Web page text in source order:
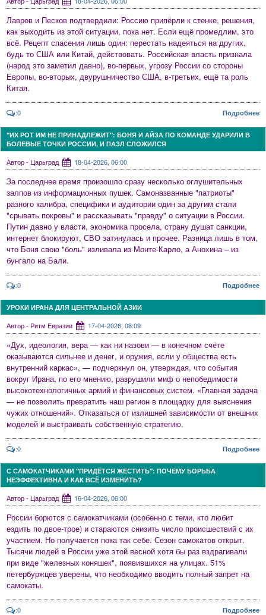
Лавров и Песков подтвердили: Россию припёрли к стенке, решения,
как выходить из этой ситуации, пока нет. Если ещё промедлим, это
всё. Рецепт спасения лишь один: перестать надеяться на других,
будь то США или Китай, действовать. Российская власть признала
(народ это заметил давно), во-первых, угрозу России со стороны
Европы, во-вторых, двурушничество США, в-третьих, ещё та роль
Китая.
:0 Подробнее
"ИХ РОТ ИМ НЕ ПРИНАДЛЕЖИТ": БОНЯ И АЙЗА ПО КОМАНДЕ УДАРИЛИ В
БОЛЕВЫЕ ТОЧКИ РОССИИ, И ПАЗЛ СЛОЖИЛСЯ
Автор - Царьград 18-04-2026, 06:00
За последнее время произошло сразу несколько оглушительных
залпов из информационных пушек. Самоназванные "патриоты"
разного калибра, специфики и аудитории один за другим стали
"срывать покровы" и рассказывать "правду" о ситуации в России.
Путин давно у власти, экономика просела, страну душат санкции,
интернет блокируют, СВО затянулась и прочее. Разница лишь в том,
что Боня свою "боль" изливала из Монте-Карло, а Анохина – из
бунгало на Бали.
:0 Подробнее
УРОКИ ИРАНА ДЛЯ ЦЕНТРАЛЬНОЙ АЗИИ
Автор - Ритм Евразии 17-04-2026, 08:09
«Дух, идеология, вера — как ни назови — в конечном счёте
оказываются сильнее и денег, и оружия, если у общества есть
внутренний каркас», — подчеркнул он, утверждая, что события
вокруг Ирана, по его мнению, разрушили миф о непобедимости
высокотехнологичных армий и финансовых систем. «Главная задача
— не позволить превратить наш регион в площадку для выяснения
чужих отношений». Отказаться от излишней зависимости от внешних
моделей и выстраивать собственную стратегию.
:0 Подробнее
С САМОКАТЧИКАМИ "ПРИДЁТСЯ ЖЕСТИТЬ": ПОЧЕМУ БОРЬБА
НЕЭФФЕКТИВНА И КАК ВСЁ ИЗМЕНИТЬ?
Автор - Царьград 16-04-2026, 06:00
России борются с самокатчиками (особенно с теми, кто любит
ездить по двое-трое) и стараются снизить число происшествий с их
участием. Но получается пока так себе. Сезон самокатов открыт.
Тысячи людей в России уже этой весной хотя бы раз вздрагивали
при виде "железных коняшек", появившихся на улицах. 51%
петербуржцев уверены, что необходимо вводить полный запрет на
самокаты.
:0 Подробнее